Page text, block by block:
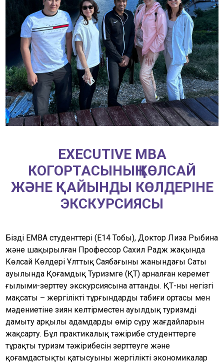
EXECUTIVE МBA
КОГОРТАСЫНЫҢ КӨЛСАЙ
ЖӘНЕ ҚАЙЫНДЫ КӨЛДЕРІНЕ
ЭКСКУРСИЯСЫ
Біздің EMBA студенттері (E14 Тобы), Доктор Лиза Рыбина
және шақырылған Профессор Сахил Радж жақында
Көлсай Көлдері Ұлттық Саябағының жанындағы Саты
ауылында Қоғамдық Туризмге (ҚТ) арналған керемет
ғылыми-зерттеу экскурсиясына аттанды. ҚТ-ның негізгі
мақсаты – жергілікті тұрғындардың табиғи ортасы мен
мәдениетіне зиян келтірместен ауылдық туризмді
дамыту арқылы адамдардың өмір сүру жағдайларын
жақсарту. Бұл практикалық тәжірибе студенттерге
тұрақты туризм тәжірибесін зерттеуге және
қоғамдастықтың қатысуының жергілікті экономикалар